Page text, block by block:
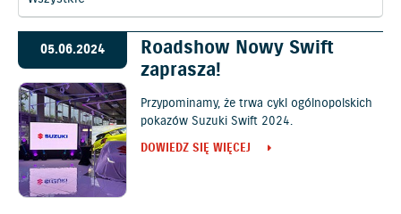
05.06.2024
Roadshow Nowy Swift
zaprasza!
Przypominamy, że trwa cykl ogólnopolskich
pokazów Suzuki Swift 2024.
DOWIEDZ SIĘ WIĘCEJ